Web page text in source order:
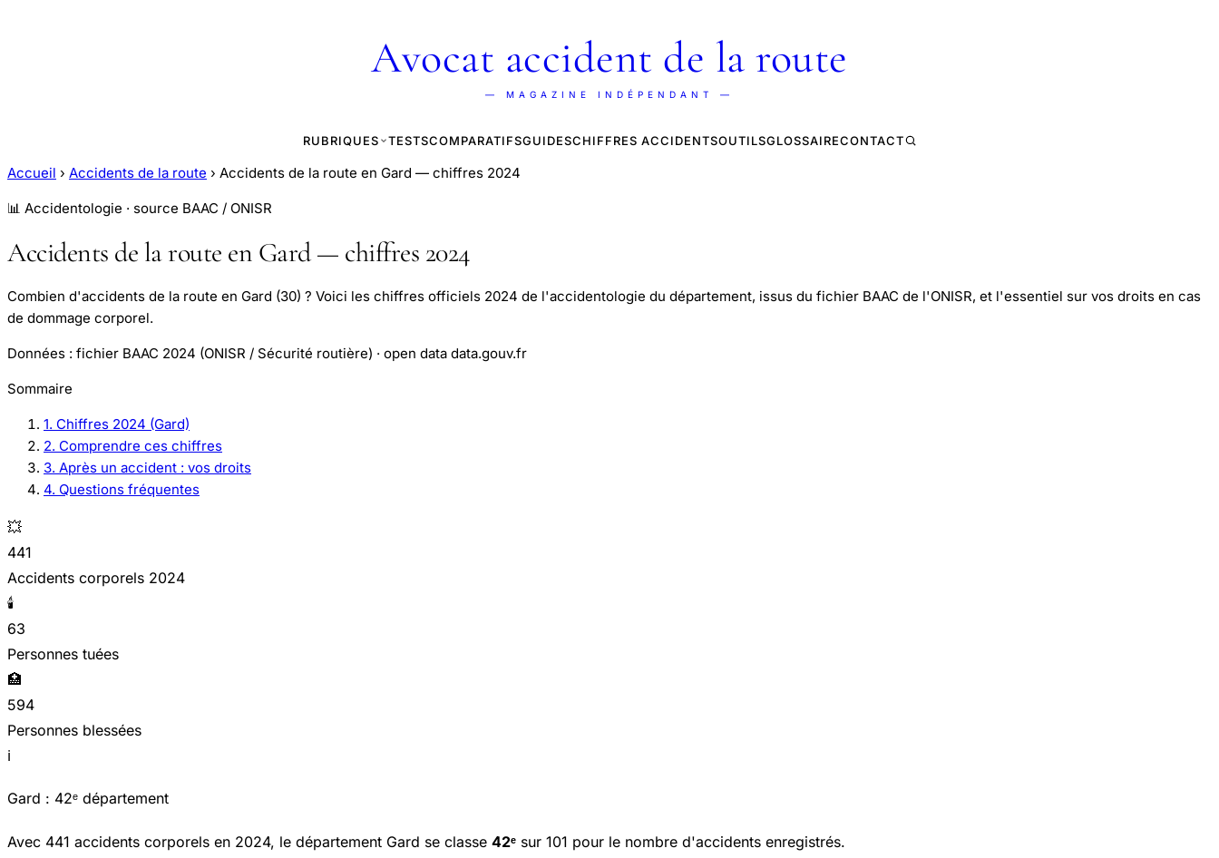
Avocat accident de la route
— MAGAZINE INDÉPENDANT —
RUBRIQUES TESTSCOMPARATIFSGUIDESCHIFFRES ACCIDENTSOUTILSGLOSSAIRECONTACT
Accueil › Accidents de la route › Accidents de la route en Gard — chiffres 2024
📊 Accidentologie · source BAAC / ONISR
Accidents de la route en Gard — chiffres 2024
Combien d'accidents de la route en Gard (30) ? Voici les chiffres officiels 2024 de l'accidentologie du département, issus du fichier BAAC de l'ONISR, et l'essentiel sur vos droits en cas
de dommage corporel.
Données : fichier BAAC 2024 (ONISR / Sécurité routière) · open data data.gouv.fr
Sommaire
1. Chiffres 2024 (Gard)
2. Comprendre ces chiffres
3. Après un accident : vos droits
4. Questions fréquentes
💥
441
Accidents corporels 2024
🕯️
63
Personnes tuées
🏥
594
Personnes blessées
ℹ️
Gard : 42ᵉ département
Avec 441 accidents corporels en 2024, le département Gard se classe 42ᵉ sur 101 pour le nombre d'accidents enregistrés.